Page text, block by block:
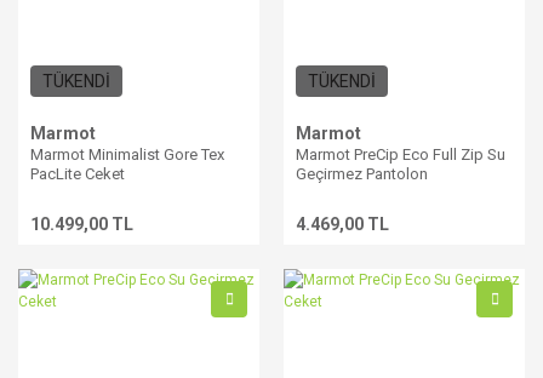
TÜKENDİ
Marmot
Marmot Minimalist Gore Tex
PacLite Ceket
10.499,00 TL
TÜKENDİ
Marmot
Marmot PreCip Eco Full Zip Su
Geçirmez Pantolon
4.469,00 TL